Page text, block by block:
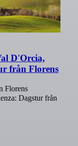
D'Orcia,
från Florens
Florens
Dagstur från